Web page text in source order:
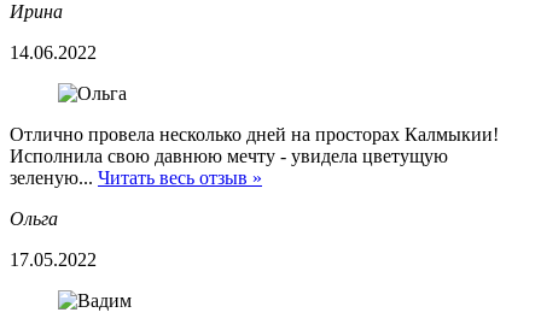
Ирина
14.06.2022
Отлично провела несколько дней на просторах Калмыкии!
Исполнила свою давнюю мечту - увидела цветущую
зеленую... Читать весь отзыв »
Ольга
17.05.2022